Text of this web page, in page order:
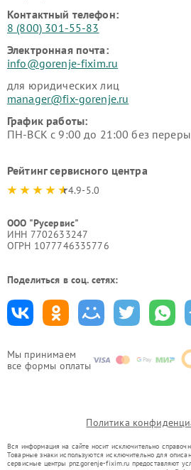
Мы принимаем
все формы оплаты
Контактный телефон:
8 (800) 301-55-83
Электронная почта:
info@gorenje-fixim.ru
для юридических лиц
manager@fix-gorenje.ru
График работы:
ПН-ВСК с 9:00 до 21:00 без
Рейтинг сервисного центра
4.9-5.0
ООО "Русервис"
ИНН 7702633247
ОГРН 1077746335776
Поделиться в соц. сетях:
Политика
Вся информация на сайте носит исключительно
Товарные знаки используются исключительно для
сервисные центры pnz.gorenje-fixim.ru предоставляют